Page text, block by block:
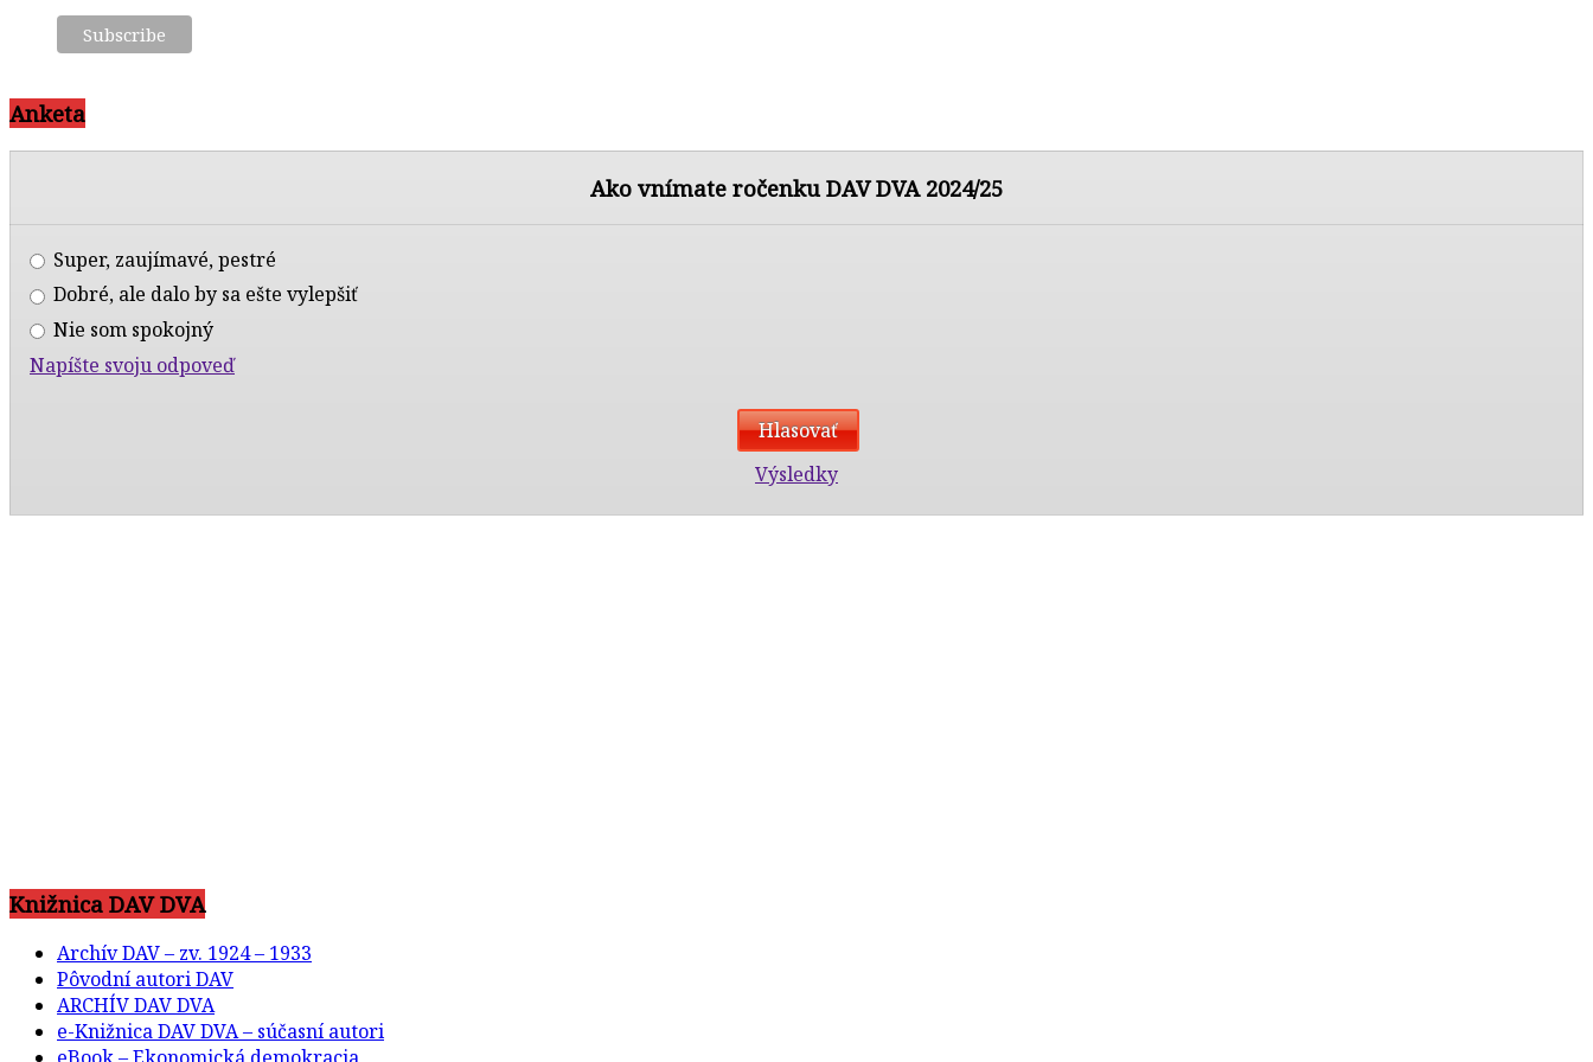
Anketa
Ako vnímate ročenku DAV DVA 2024/25
Super, zaujímavé, pestré
Dobré, ale dalo by sa ešte vylepšiť
Nie som spokojný
Napíšte svoju odpoveď
Výsledky
Knižnica DAV DVA
Archív DAV – zv. 1924 – 1933
Pôvodní autori DAV
ARCHÍV DAV DVA
e-Knižnica DAV DVA – súčasní autori